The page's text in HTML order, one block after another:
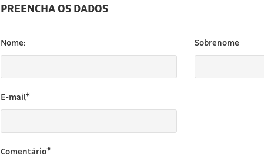
PREENCHA OS DADOS
Nome: Sobrenome
E-mail*
Comentário*